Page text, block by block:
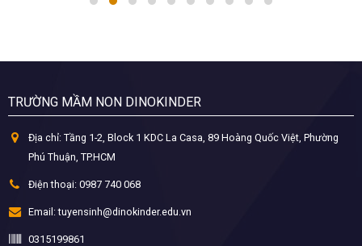
TRƯỜNG MẦM NON DINOKINDER
Địa chỉ: Tầng 1-2, Block 1 KDC La Casa, 89 Hoàng Quốc Việt, Phường
Phú Thuận, TP.HCM
Điện thoại: 0987 740 068
Email: tuyensinh@dinokinder.edu.vn
0315199861